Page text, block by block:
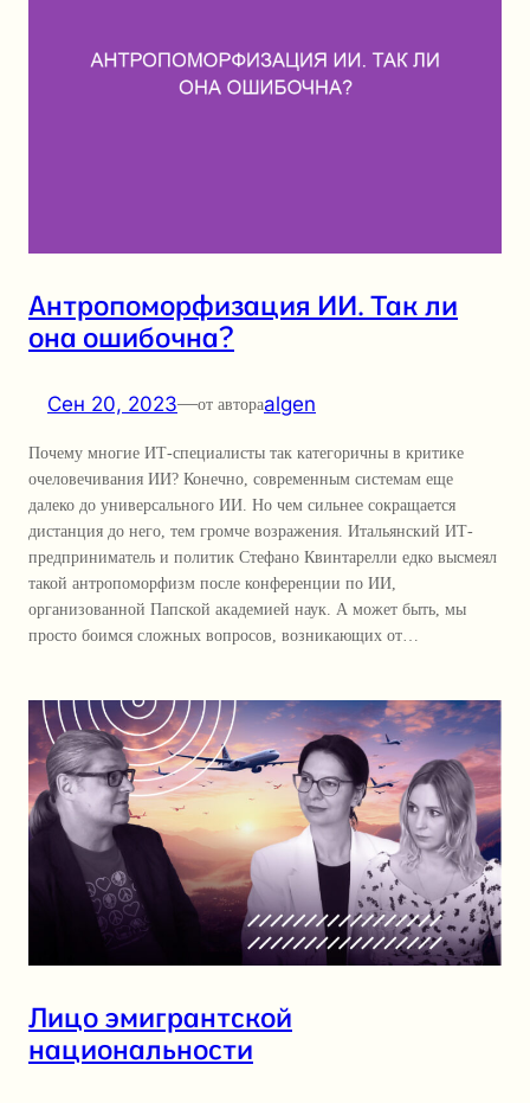
Антропоморфизация ИИ. Так ли
она ошибочна?
Сен 20, 2023—от автораalgen
Почему многие ИТ-специалисты так категоричны в критике
очеловечивания ИИ? Конечно, современным системам еще
далеко до универсального ИИ. Но чем сильнее сокращается
дистанция до него, тем громче возражения. Итальянский ИТ-
предприниматель и политик Стефано Квинтарелли едко высмеял
такой антропоморфизм после конференции по ИИ,
организованной Папской академией наук. А может быть, мы
просто боимся сложных вопросов, возникающих от…
Лицо эмигрантской
национальности